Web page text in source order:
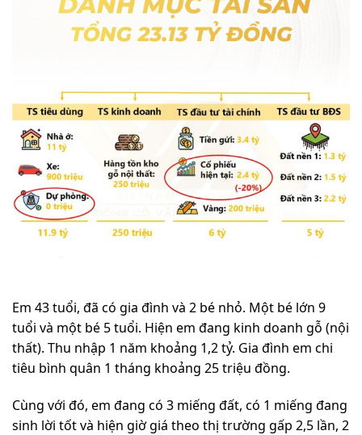
Em 43 tuổi, đã có gia đình và 2 bé nhỏ. Một bé lớn 9
tuổi và một bé 5 tuổi. Hiện em đang kinh doanh gỗ (nội
thất). Thu nhập 1 năm khoảng 1,2 tỷ. Gia đình em chi
tiêu bình quân 1 tháng khoảng 25 triệu đồng.
Cùng với đó, em đang có 3 miếng đất, có 1 miếng đang
sinh lời tốt và hiện giờ giá theo thị trường gấp 2,5 lần, 2